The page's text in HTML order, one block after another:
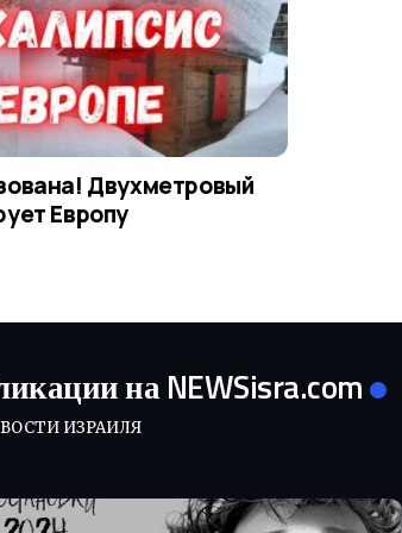
Двухметровый
Европу
на NEWSisra.com
ИЗРАИЛЯ